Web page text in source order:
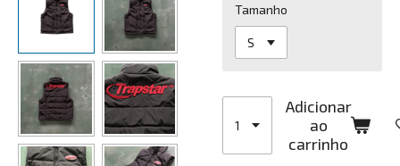
Tamanho
Adicionar
ao
carrinho